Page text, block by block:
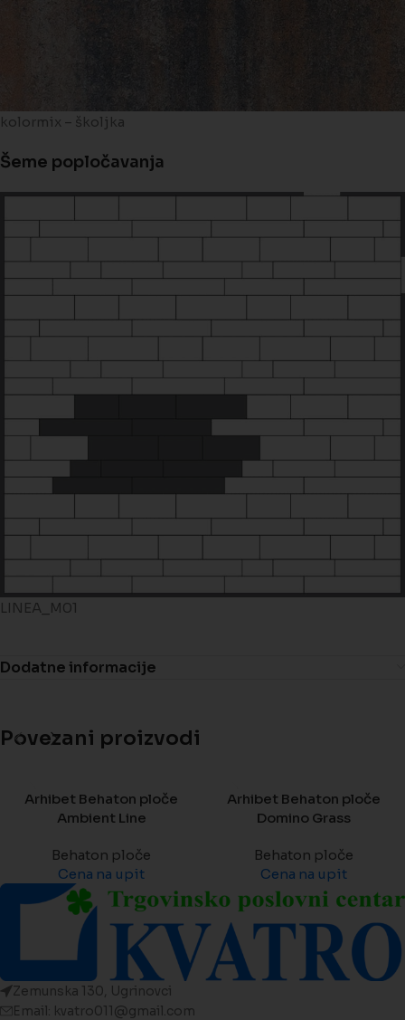
kolormix – školjka
Šeme popločavanja
LINEA_M01
Dodatne informacije
Povezani proizvodi
Arhibet Behaton ploče
Ambient Line
Behaton ploče
Cena na upit
Arhibet Behaton ploče
Domino Grass
Behaton ploče
Cena na upit
Zemunska 130, Ugrinovci
Email: kvatro011@gmail.com